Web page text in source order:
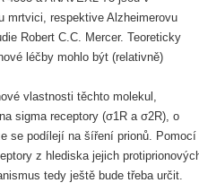
mrtvici, respektive Alzheimerovu
Robert C.C. Mercer. Teoreticky
léčby mohlo být (relativně)
vlastnosti těchto molekul,
sigma receptory (σ1R a σ2R), o
se podílejí na šíření prionů.
z hlediska jejich
tedy ještě bude třeba určit.